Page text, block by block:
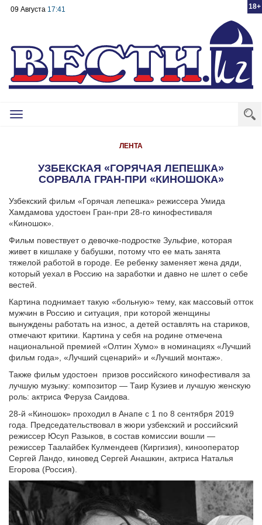
18+
09 Августа 17:41
Toggle
ЛЕНТА
УЗБЕКСКАЯ «ГОРЯЧАЯ ЛЕПЕШКА»
СОРВАЛА ГРАН-ПРИ «КИНОШОКА»
Узбекский фильм «Горячая лепешка» режиссера Умида
Хамдамова удостоен Гран-при 28-го кинофестиваля
«Киношок».
Фильм повествует о девочке-подростке Зульфие, которая
живет в кишлаке у бабушки, потому что ее мать занята
тяжелой работой в городе. Ее ребенку заменяет жена дяди,
который уехал в Россию на заработки и давно не шлет о себе
вестей.
Картина поднимает такую «больную» тему, как массовый отток
мужчин в Россию и ситуация, при которой женщины
вынуждены работать на износ, а детей оставлять на стариков,
отмечают критики. Картина у себя на родине отмечена
национальной премией «Олтин Хумо» в номинациях «Лучший
фильм года», «Лучший сценарий» и «Лучший монтаж».
Также фильм удостоен призов российского кинофестиваля за
лучшую музыку: композитор — Таир Кузиев и лучшую женскую
роль: актриса Феруза Саидова.
28-й «Киношок» проходил в Анапе с 1 по 8 сентября 2019
года. Председательствовал в жюри узбекский и российский
режиссер Юсуп Разыков, в состав комиссии вошли —
режиссер Таалайбек Кулмендеев (Киргизия), кинооператор
Сергей Ландо, киновед Сергей Анашкин, актриса Наталья
Егорова (Россия).